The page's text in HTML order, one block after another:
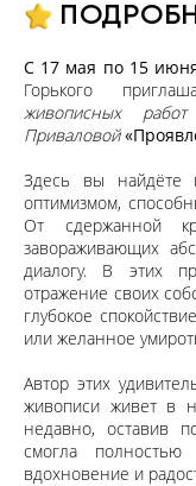
С 17 мая по 15
Горького
живописных
Приваловой
Здесь вы найдёте
оптимизмом,
От сдержанной
завораживающих
диалогу. В этих
отражение своих
глубокое
или желанное
Автор этих
живописи живет в
недавно, оставив
смогла полностью
вдохновение и